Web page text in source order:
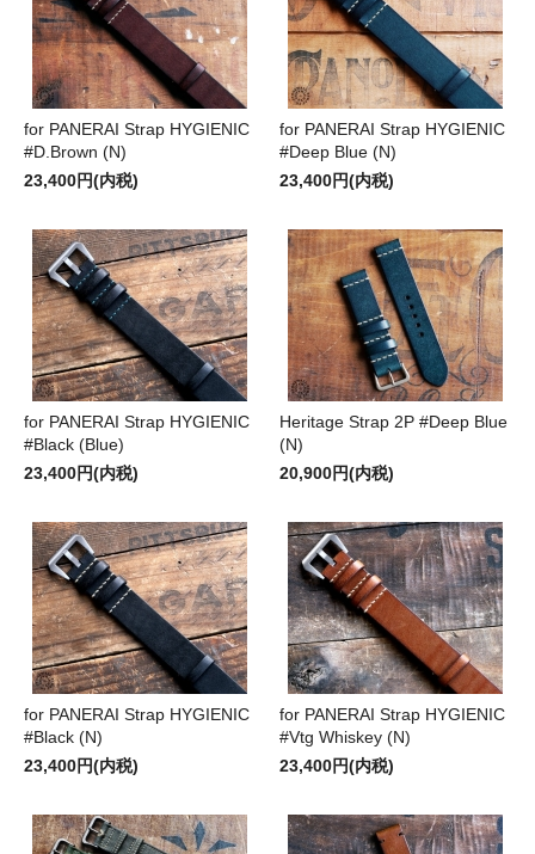
for PANERAI Strap HYGIENIC
#D.Brown (N)
23,400円(内税)
for PANERAI Strap HYGIENIC
#Deep Blue (N)
23,400円(内税)
for PANERAI Strap HYGIENIC
#Black (Blue)
23,400円(内税)
Heritage Strap 2P #Deep Blue
(N)
20,900円(内税)
for PANERAI Strap HYGIENIC
#Black (N)
23,400円(内税)
for PANERAI Strap HYGIENIC
#Vtg Whiskey (N)
23,400円(内税)